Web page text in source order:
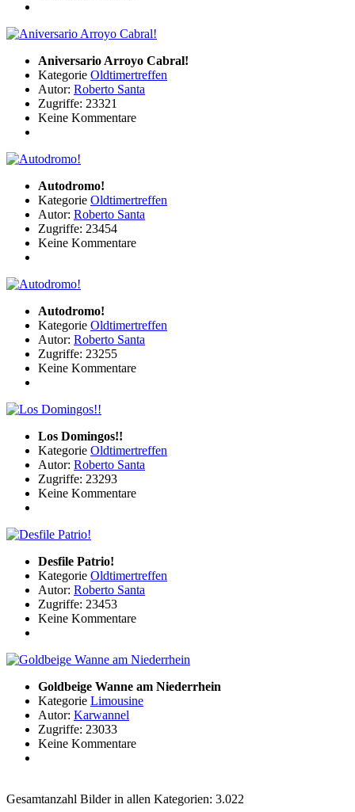
Aniversario Arroyo Cabral!
Kategorie Oldtimertreffen
Autor: Roberto Santa
Zugriffe: 23321
Keine Kommentare
Autodromo!
Kategorie Oldtimertreffen
Autor: Roberto Santa
Zugriffe: 23454
Keine Kommentare
Autodromo!
Kategorie Oldtimertreffen
Autor: Roberto Santa
Zugriffe: 23255
Keine Kommentare
Los Domingos!!
Kategorie Oldtimertreffen
Autor: Roberto Santa
Zugriffe: 23293
Keine Kommentare
Desfile Patrio!
Kategorie Oldtimertreffen
Autor: Roberto Santa
Zugriffe: 23453
Keine Kommentare
Goldbeige Wanne am Niederrhein
Kategorie Limousine
Autor: Karwannel
Zugriffe: 23033
Keine Kommentare
Gesamtanzahl Bilder in allen Kategorien: 3.022